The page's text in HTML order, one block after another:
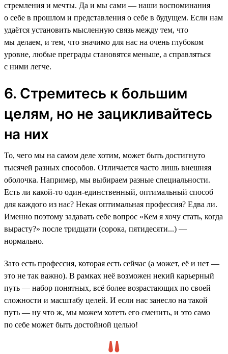
стремления и мечты. Да и мы сами — наши воспоминания
о себе в прошлом и представления о себе в будущем. Если нам
удаётся установить мысленную связь между тем, что
мы делаем, и тем, что значимо для нас на очень глубоком
уровне, любые преграды становятся меньше, а справляться
с ними легче.
6. Стремитесь к большим
целям, но не зацикливайтесь
на них
То, чего мы на самом деле хотим, может быть достигнуто
тысячей разных способов. Отличается часто лишь внешняя
оболочка. Например, мы выбираем разные специальности.
Есть ли какой-то один-единственный, оптимальный способ
для каждого из нас? Некая оптимальная профессия? Едва ли.
Именно поэтому задавать себе вопрос «Кем я хочу стать, когда
вырасту?» после тридцати (сорока, пятидесяти...) —
нормально.
Зато есть профессия, которая есть сейчас (а может, её и нет —
это не так важно). В рамках неё возможен некий карьерный
путь — набор понятных, всё более возрастающих по своей
сложности и масштабу целей. И если нас занесло на такой
путь — ну что ж, мы можем хотеть его сменить, и это само
по себе может быть достойной целью!